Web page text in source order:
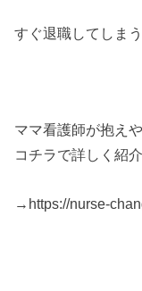
すぐ退職してしま
ママ看護師が抱え
コチラで詳しく紹
→https://nurse-